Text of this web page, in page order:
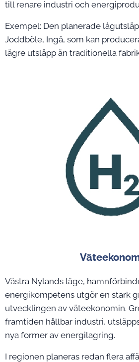
till renare industri och
Exempel: Den planerade
Joddböle, Ingå, som kan
lägre utsläpp än traditionella
Västra Nylands läge,
energikompetens utgör en stark
utvecklingen av väteekonomin.
framtiden hållbar industri,
nya former av energilagring.
I regionen planeras redan flera